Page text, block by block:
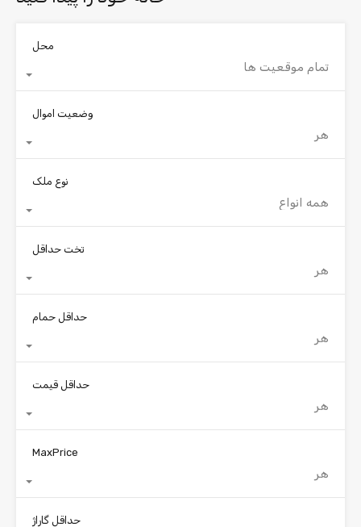
محل
تمام موقعیت ها
وضعیت اموال
هر
نوع ملک
همه انواع
تخت حداقل
هر
حداقل حمام
هر
حداقل قیمت
هر
MaxPrice
هر
حداقل گاراژ